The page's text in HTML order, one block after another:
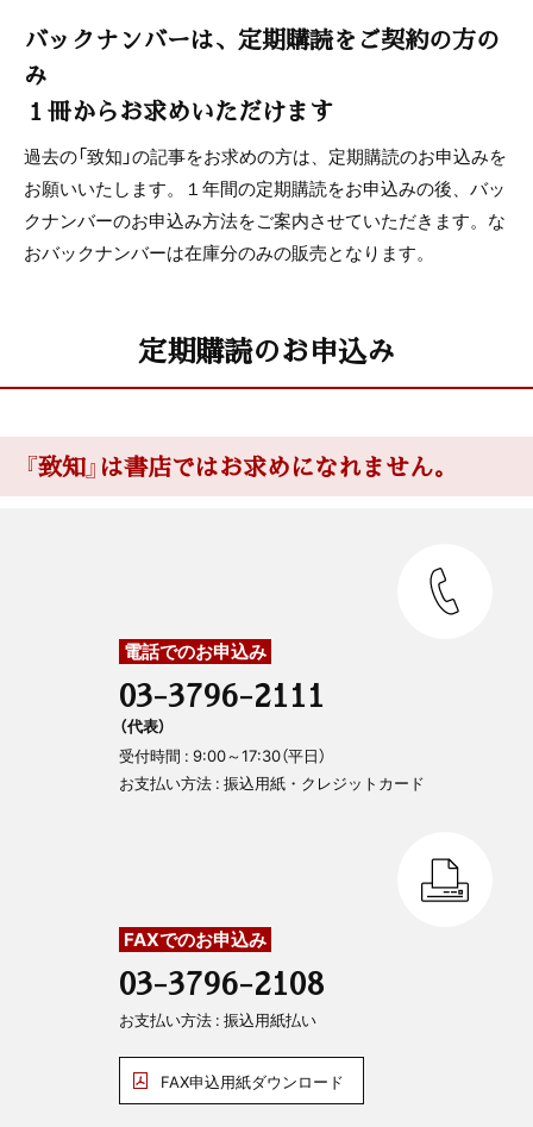
バックナンバーは、定期購読をご契約の方の
み
１冊からお求めいただけます
過去の「致知」の記事をお求めの方は、定期購読のお申込みを
お願いいたします。１年間の定期購読をお申込みの後、バッ
クナンバーのお申込み方法をご案内させていただきます。な
おバックナンバーは在庫分のみの販売となります。
定期購読のお申込み
『致知』は書店ではお求めになれません。
電話でのお申込み
03-3796-2111
（代表）
受付時間 : 9:00～17:30（平日）
お支払い方法 : 振込用紙・クレジットカード
FAXでのお申込み
03-3796-2108
お支払い方法 : 振込用紙払い
FAX申込用紙ダウンロード